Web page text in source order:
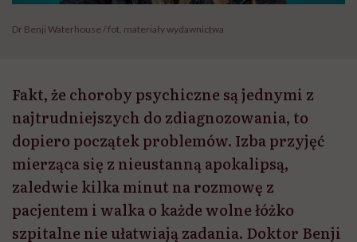
Dr Benji Waterhouse / fot. materiały wydawnictwa
Fakt, że choroby psychiczne są jednymi z
najtrudniejszych do zdiagnozowania, to
dopiero początek problemów. Izba przyjęć
mierząca się z nieustanną apokalipsą,
zaledwie kilka minut na rozmowę z
pacjentem i walka o każde wolne łóżko
szpitalne nie ułatwiają zadania. Doktor Benji